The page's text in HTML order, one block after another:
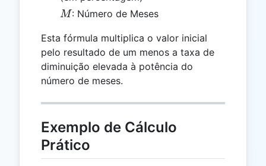
M
M: Número de Meses
Esta fórmula multiplica o valor inicial
pelo resultado de um menos a taxa de
diminuição elevada à potência do
número de meses.
Exemplo de Cálculo
Prático